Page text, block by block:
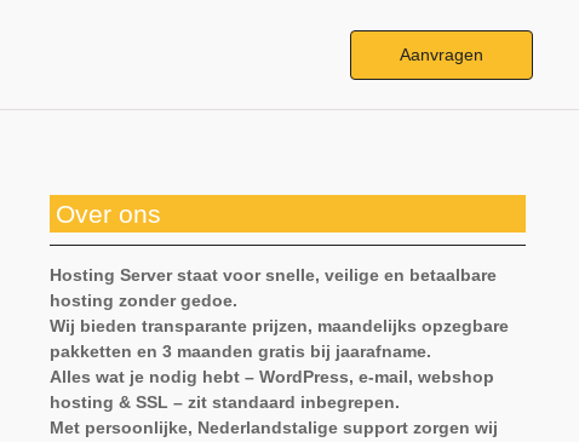
Aanvragen
Over ons
Hosting Server staat voor snelle, veilige en betaalbare
hosting zonder gedoe.
Wij bieden transparante prijzen, maandelijks opzegbare
pakketten en 3 maanden gratis bij jaarafname.
Alles wat je nodig hebt – WordPress, e-mail, webshop
hosting & SSL – zit standaard inbegrepen.
Met persoonlijke, Nederlandstalige support zorgen wij